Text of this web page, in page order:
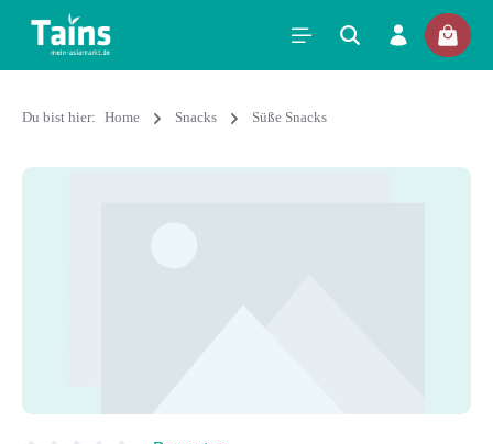
Du bist hier: Home Snacks Süße Snacks